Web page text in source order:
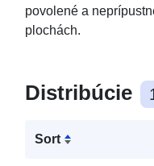
povolené a
plochách.
Distribúcie
Sort